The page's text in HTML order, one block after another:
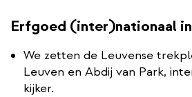
Erfgoed (inter)nationaal
We zetten de Leuvense
Leuven en Abdij van Park,
kijker.